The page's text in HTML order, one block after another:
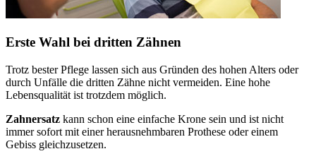
Erste Wahl bei dritten Zähnen
Trotz bester Pflege lassen sich aus Gründen des hohen Alters oder
durch Unfälle die dritten Zähne nicht vermeiden. Eine hohe
Lebensqualität ist trotzdem möglich.
Zahnersatz kann schon eine einfache Krone sein und ist nicht
immer sofort mit einer herausnehmbaren Prothese oder einem
Gebiss gleichzusetzen.